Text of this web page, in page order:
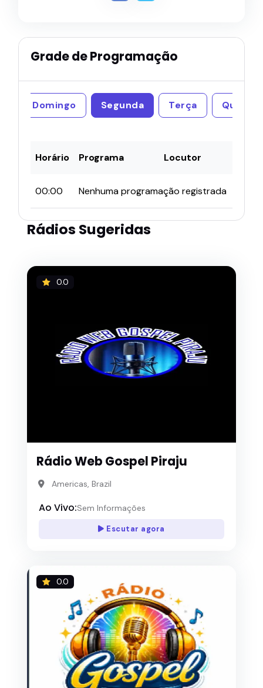
Grade de Programação
Domingo Segunda Terça Quarta
Horário Programa Locutor
00:00 Nenhuma programação registrada
Rádios Sugeridas
0.0
Rádio Web Gospel Piraju
Americas, Brazil
Ao Vivo:Sem Informações
Escutar agora
0.0